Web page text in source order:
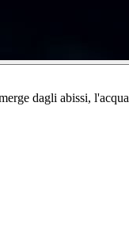
dagli abissi,